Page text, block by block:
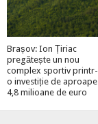
Brașov: Ion Țiriac
pregătește un nou
complex sportiv printr-
o investiție de aproape
4,8 milioane de euro